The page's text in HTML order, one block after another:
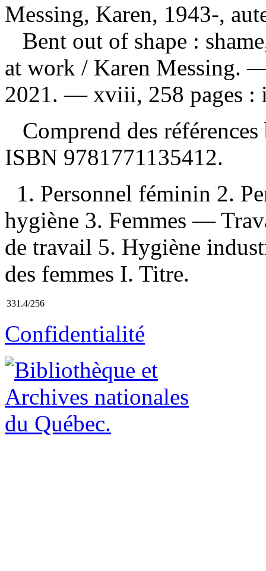
Messing, Karen, 1943-,
Bent out of shape :
at work / Karen Messing.
2021. — xviii, 258 pages :
Comprend des
ISBN 9781771135412.
1. Personnel féminin 2.
hygiène 3. Femmes —
de travail 5. Hygiène
des femmes I. Titre.
331.4/256
Confidentialité